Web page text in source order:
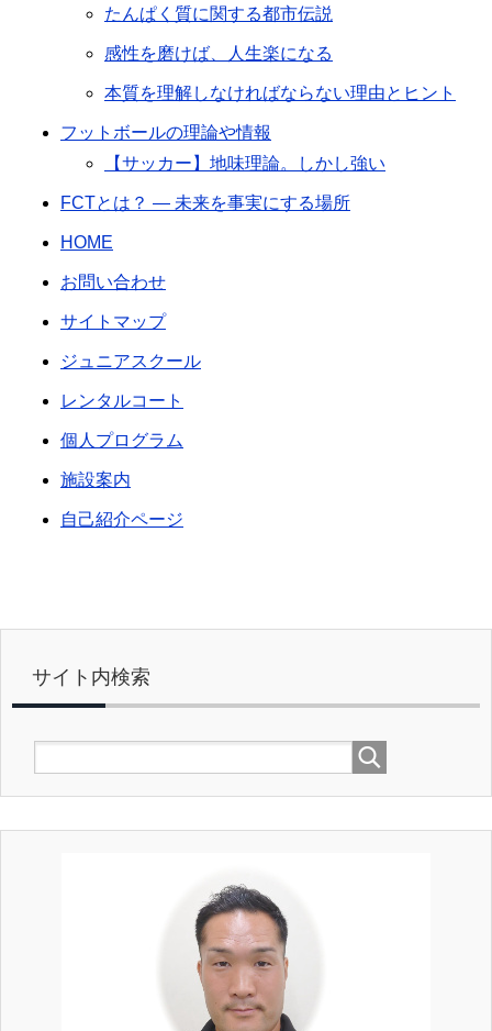
たんぱく質に関する都市伝説
感性を磨けば、人生楽になる
本質を理解しなければならない理由とヒント
フットボールの理論や情報
【サッカー】地味理論。しかし強い
FCTとは？ ― 未来を事実にする場所
HOME
お問い合わせ
サイトマップ
ジュニアスクール
レンタルコート
個人プログラム
施設案内
自己紹介ページ
サイト内検索